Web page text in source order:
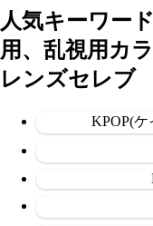
人気キーワード
用、乱視用カ
レンズセレブ
KPOP(